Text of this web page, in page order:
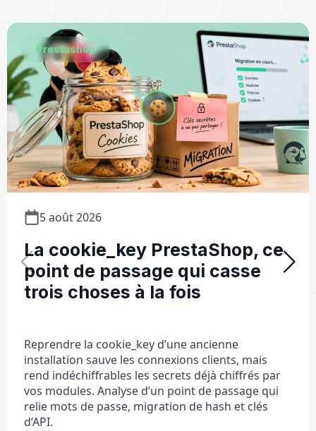
Prestashop
5 août 2026
La cookie_key PrestaShop, ce
point de passage qui casse
trois choses à la fois
Reprendre la cookie_key d’une ancienne
installation sauve les connexions clients, mais
rend indéchiffrables les secrets déjà chiffrés par
vos modules. Analyse d’un point de passage qui
relie mots de passe, migration de hash et clés
d’API.